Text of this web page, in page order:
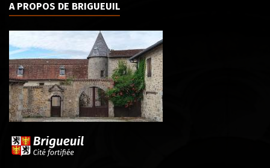
A PROPOS DE BRIGUEUIL